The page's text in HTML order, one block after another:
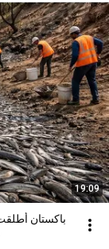
19:09